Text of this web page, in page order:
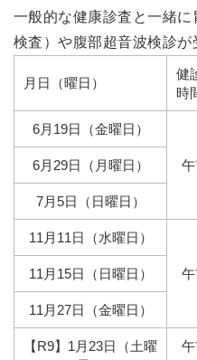
一般的な健康診査と一緒
検査）や腹部超音波検診が
月日（曜日）
健
時
6月19日（金曜日）
6月29日（月曜日）
7月5日（日曜日）
11月11日（水曜日）
11月15日（日曜日）
11月27日（金曜日）
【R9】1月23日（土曜